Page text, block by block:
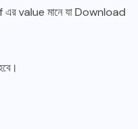
এর value মানে যা Download